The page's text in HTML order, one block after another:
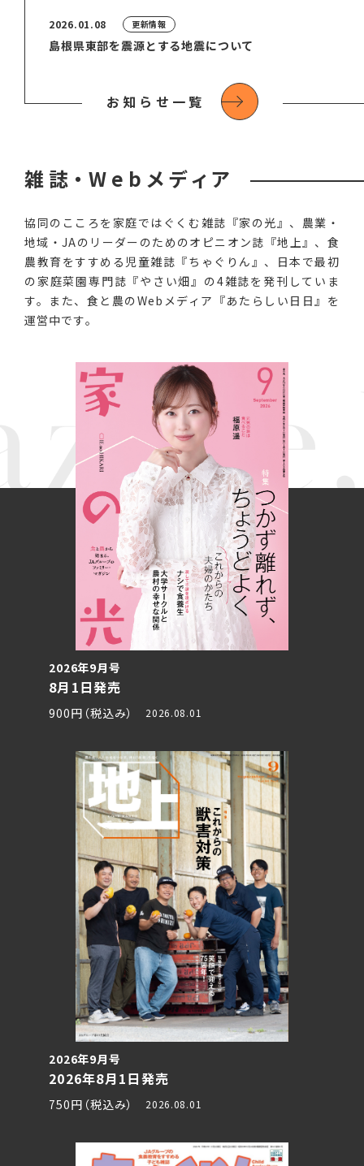
2026.01.08 更新情報
島根県東部を震源とする地震について
お知らせ一覧
雑誌・Webメディア
協同のこころを家庭ではぐくむ雑誌『家の光』、農業・
地域・JAのリーダーのためのオピニオン誌『地上』、食
農教育をすすめる児童雑誌『ちゃぐりん』、日本で最初
の家庭菜園専門誌『やさい畑』の4雑誌を発刊していま
す。また、食と農のWebメディア『あたらしい日日』を
運営中です。
2026年9月号
8月1日発売
900円（税込み） 2026.08.01
2026年9月号
2026年8月1日発売
750円（税込み） 2026.08.01